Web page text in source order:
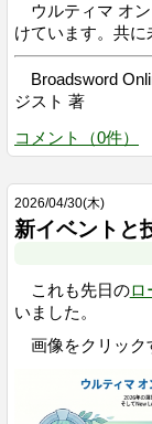
ウルティマ オ
けています。共に
Broadsword
ジスト 著
コメント （0件）
2026/04/30(木)
新イベントと
これも先日のロ
いました。
画像をクリック